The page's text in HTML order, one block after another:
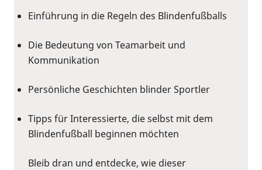
Einführung in die Regeln des Blindenfußballs
Die Bedeutung von Teamarbeit und
Kommunikation
Persönliche Geschichten blinder Sportler
Tipps für Interessierte, die selbst mit dem
Blindenfußball beginnen möchten
Bleib dran und entdecke, wie dieser